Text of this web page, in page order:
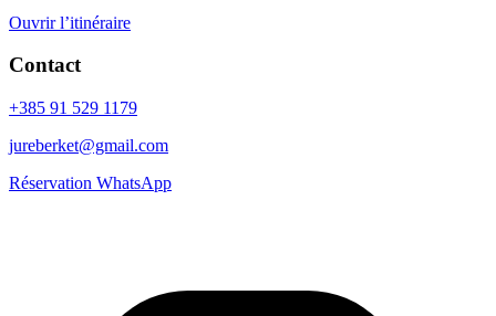
Ouvrir l’itinéraire
Contact
+385 91 529 1179
jureberket@gmail.com
Réservation WhatsApp